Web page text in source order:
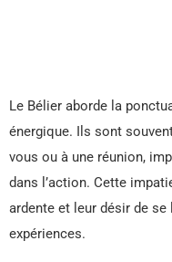
Le Bélier aborde la
énergique. Ils sont
vous ou à une réunion,
dans l’action. Cette
ardente et leur désir de
expériences.